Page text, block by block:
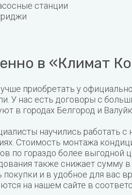
станции
в «Климат
приобретать у
У нас есть договоры с
в городах Белгород и
научились
Стоимость монтажа
по гораздо более выгодной
также снижает сумму в
и в удобное для вас
на нашем сайте в